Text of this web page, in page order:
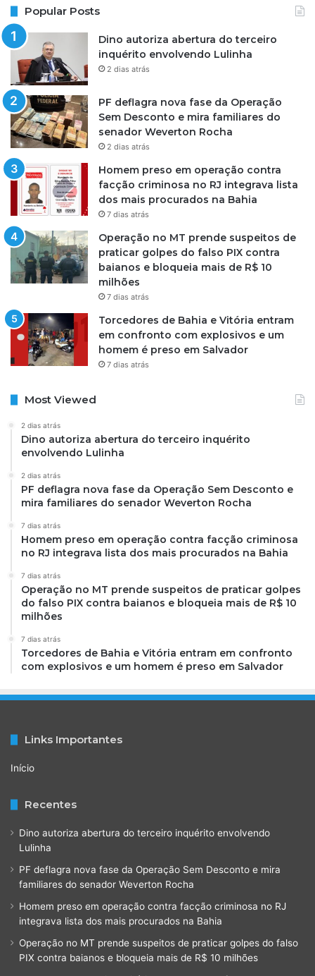
Popular Posts
Dino autoriza abertura do terceiro
inquérito envolvendo Lulinha
2 dias atrás
PF deflagra nova fase da Operação
Sem Desconto e mira familiares do
senador Weverton Rocha
2 dias atrás
Homem preso em operação contra
facção criminosa no RJ integrava lista
dos mais procurados na Bahia
7 dias atrás
Operação no MT prende suspeitos de
praticar golpes do falso PIX contra
baianos e bloqueia mais de R$ 10
milhões
7 dias atrás
Torcedores de Bahia e Vitória entram
em confronto com explosivos e um
homem é preso em Salvador
7 dias atrás
Most Viewed
2 dias atrás
Dino autoriza abertura do terceiro inquérito
envolvendo Lulinha
2 dias atrás
PF deflagra nova fase da Operação Sem Desconto e
mira familiares do senador Weverton Rocha
7 dias atrás
Homem preso em operação contra facção criminosa
no RJ integrava lista dos mais procurados na Bahia
7 dias atrás
Operação no MT prende suspeitos de praticar golpes
do falso PIX contra baianos e bloqueia mais de R$ 10
milhões
7 dias atrás
Torcedores de Bahia e Vitória entram em confronto
com explosivos e um homem é preso em Salvador
Links Importantes
Início
Recentes
Dino autoriza abertura do terceiro inquérito envolvendo
Lulinha
PF deflagra nova fase da Operação Sem Desconto e mira
familiares do senador Weverton Rocha
Homem preso em operação contra facção criminosa no RJ
integrava lista dos mais procurados na Bahia
Operação no MT prende suspeitos de praticar golpes do falso
PIX contra baianos e bloqueia mais de R$ 10 milhões